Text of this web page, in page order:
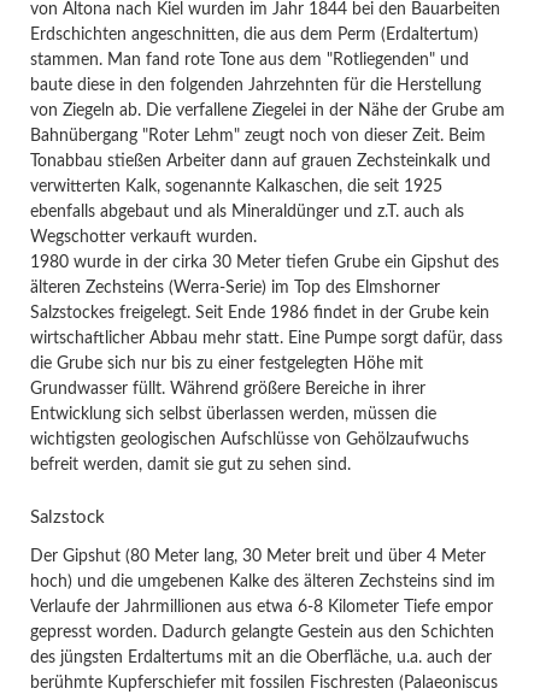
von Altona nach Kiel wurden im Jahr 1844 bei den Bauarbeiten
Erdschichten angeschnitten, die aus dem Perm (Erdaltertum)
stammen. Man fand rote Tone aus dem "Rotliegenden" und
baute diese in den folgenden Jahrzehnten für die Herstellung
von Ziegeln ab. Die verfallene Ziegelei in der Nähe der Grube am
Bahnübergang "Roter Lehm" zeugt noch von dieser Zeit. Beim
Tonabbau stießen Arbeiter dann auf grauen Zechsteinkalk und
verwitterten Kalk, sogenannte Kalkaschen, die seit 1925
ebenfalls abgebaut und als Mineraldünger und z.T. auch als
Wegschotter verkauft wurden.
1980 wurde in der cirka 30 Meter tiefen Grube ein Gipshut des
älteren Zechsteins (Werra-Serie) im Top des Elmshorner
Salzstockes freigelegt. Seit Ende 1986 findet in der Grube kein
wirtschaftlicher Abbau mehr statt. Eine Pumpe sorgt dafür, dass
die Grube sich nur bis zu einer festgelegten Höhe mit
Grundwasser füllt. Während größere Bereiche in ihrer
Entwicklung sich selbst überlassen werden, müssen die
wichtigsten geologischen Aufschlüsse von Gehölzaufwuchs
befreit werden, damit sie gut zu sehen sind.
Salzstock
Der Gipshut (80 Meter lang, 30 Meter breit und über 4 Meter
hoch) und die umgebenen Kalke des älteren Zechsteins sind im
Verlaufe der Jahrmillionen aus etwa 6-8 Kilometer Tiefe empor
gepresst worden. Dadurch gelangte Gestein aus den Schichten
des jüngsten Erdaltertums mit an die Oberfläche, u.a. auch der
berühmte Kupferschiefer mit fossilen Fischresten (Palaeoniscus